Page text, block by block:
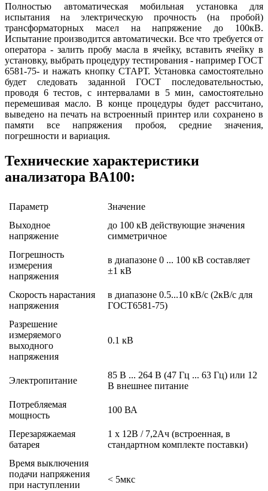
Полностью автоматическая мобильная установка для
испытания на электрическую прочность (на пробой)
трансформаторных масел на напряжение до 100кВ.
Испытание производится автоматически. Все что требуется от
оператора - залить пробу масла в ячейку, вставить ячейку в
установку, выбрать процедуру тестирования - например ГОСТ
6581-75- и нажать кнопку СТАРТ. Установка самостоятельно
будет следовать заданной ГОСТ последовательностью,
проводя 6 тестов, с интервалами в 5 мин, самостоятельно
перемешивая масло. В конце процедуры будет рассчитано,
выведено на печать на встроенный принтер или сохранено в
памяти все напряжения пробоя, средние значения,
погрешности и вариация.
Технические характеристики
анализатора BA100:
Параметр
Значение
Выходное
напряжение
до 100 кВ действующие значения
симметричное
Погрешность
измерения
напряжения
в диапазоне 0 ... 100 кВ составляет
±1 кВ
Скорость нарастания
напряжения
в диапазоне 0.5...10 кВ/с (2кВ/c для
ГОСТ6581-75)
Разрешение
измеряемого
выходного
напряжения
0.1 кВ
Электропитание
85 В ... 264 В (47 Гц ... 63 Гц) или 12
В внешнее питание
Потребляемая
мощность
100 ВА
Перезаряжаемая
батарея
1 x 12В / 7,2Ач (встроенная, в
стандартном комплекте поставки)
Время выключения
подачи напряжения
при наступлении
< 5мкс